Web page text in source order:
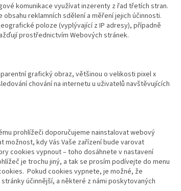
komunikace využívat inzerenty z řad třetích stran.
reklamních sdělení a měření jejich účinnosti.
poloze (vyplývající z IP adresy), případně
prostřednictvím Webových stránek.
grafický obraz, většinou o velikosti pixel x
chování na internetu u uživatelů navštěvujících
prohlížeči doporučujeme nainstalovat webový
kdy Vás Vaše zařízení bude varovat
cookies vypnout – toho dosáhnete v nastavení
je trochu jiný, a tak se prosím podívejte do menu
Pokud cookies vypnete, je možné, že
účinnější, a některé z námi poskytovaných